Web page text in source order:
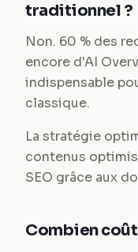
traditionnel ?
Non. 60 % des
encore d'AI
indispensable
classique.
La stratégie
contenus
SEO grâce aux
Combien